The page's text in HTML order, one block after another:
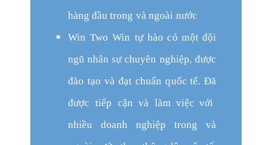
hàng đầu trong và ngoài nước
Win Two Win tự hàocómột đội
ngũ nhân sự chuyên nghiệp, được
đào tạo và đạt chuẩnquốc tế. Đã
được tiếp cận và làm việc với
nhiều doanh nghiệp trong và